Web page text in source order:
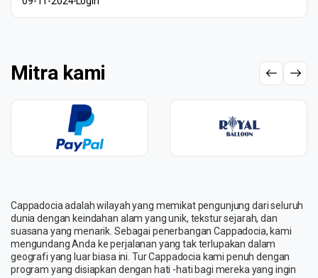
Mitra kami
Cappadocia adalah wilayah yang memikat pengunjung dari seluruh
dunia dengan keindahan alam yang unik, tekstur sejarah, dan
suasana yang menarik. Sebagai penerbangan Cappadocia, kami
mengundang Anda ke perjalanan yang tak terlupakan dalam
geografi yang luar biasa ini. Tur Cappadocia kami penuh dengan
program yang disiapkan dengan hati -hati bagi mereka yang ingin